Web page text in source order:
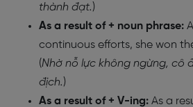
thành đạt.)
As a result of + noun phrase:
continuous efforts, she won
(Nhờ nỗ lực không ngừng, cô
địch.)
As a result of + V-ing: As a